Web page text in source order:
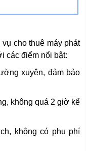
cho thuê máy phát
các điểm nổi bật:
xuyên, đảm bảo
không quá 2 giờ kể
không có phụ phí